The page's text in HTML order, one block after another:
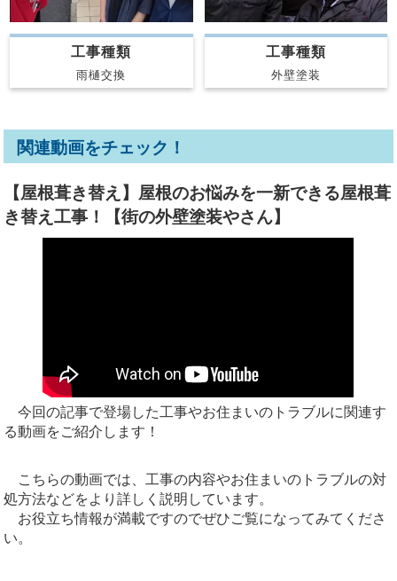
工事種類
雨樋交換
工事種類
外壁塗装
関連動画をチェック！
【屋根葺き替え】屋根のお悩みを一新できる屋根葺
き替え工事！【街の外壁塗装やさん】
今回の記事で登場した工事やお住まいのトラブルに関連す
る動画をご紹介します！
こちらの動画では、工事の内容やお住まいのトラブルの対
処方法などをより詳しく説明しています。
お役立ち情報が満載ですのでぜひご覧になってみてくださ
い。